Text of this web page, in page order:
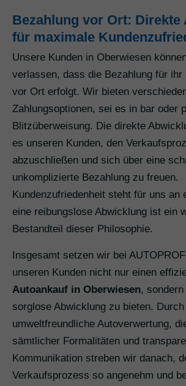
Bezahlung vor Ort: Direkte
für maximale
Unsere Kunden in Oberwiesen
verlassen, dass die Bezahlung für ihr
vor Ort erfolgt. Wir bieten
Zahlungsoptionen, sei es in bar oder
Blitzüberweisung. Die direkte
es unseren Kunden, den
abzuschließen und sich über eine
unkomplizierte Bezahlung zu freuen.
Kundenzufriedenheit steht für uns an
eine reibungslose Abwicklung ist ein
Bestandteil dieser Philosophie.
Insgesamt setzen wir bei
unseren Kunden nicht nur einen
Autoankauf in Oberwiesen,
sorglose Abwicklung zu bieten.
umweltfreundliche Autoverwertung,
sämtlicher Formalitäten und
Kommunikation streben wir danach,
Verkaufsprozess so angenehm und